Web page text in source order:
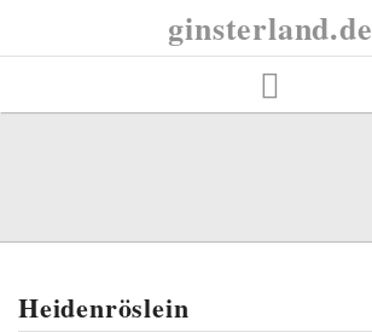
ginsterland.de
Heidenröslein